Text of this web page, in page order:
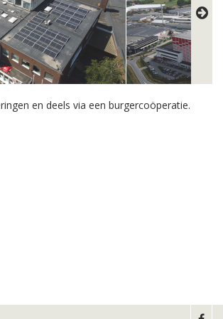
en deels via een burgercoöperatie.